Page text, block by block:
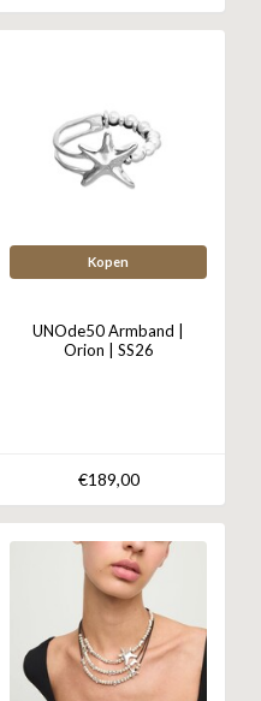
Kopen
UNOde50 Armband |
Orion | SS26
€189,00